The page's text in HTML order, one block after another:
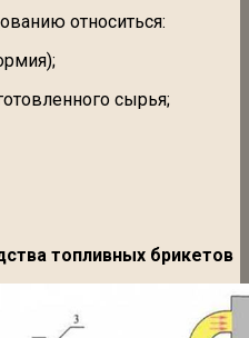
относиться:
сырья;
топливных брикетов